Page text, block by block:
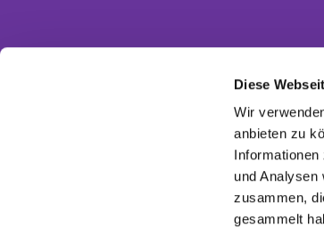
Diese
Wir
anbieten zu
und Analysen
zusammen,
gesammelt
Ev. Invitasgemeinde Glasow-
Ev. Kirchengemeinde Dahlewitz-
Ev. Versöhnungsgemeinde
Ev. Kirchenkreis Zossen-Fläming
EKBO - Evangelisch im Osten